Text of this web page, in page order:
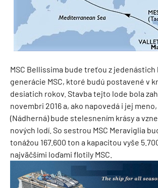
MSC Bellissima bude treťou z jedenástich
generácie MSC, ktoré budú postavené v
desiatich rokov. Stavba tejto lode bola
novembri 2016 a, ako napovedá i jej
(Nádherná) bude stelesnením krásy a
nových lodí. So sestrou MSC Meraviglia
tonážou 167.600 ton a kapacitou vyše
najväčšími loďami flotily MSC.